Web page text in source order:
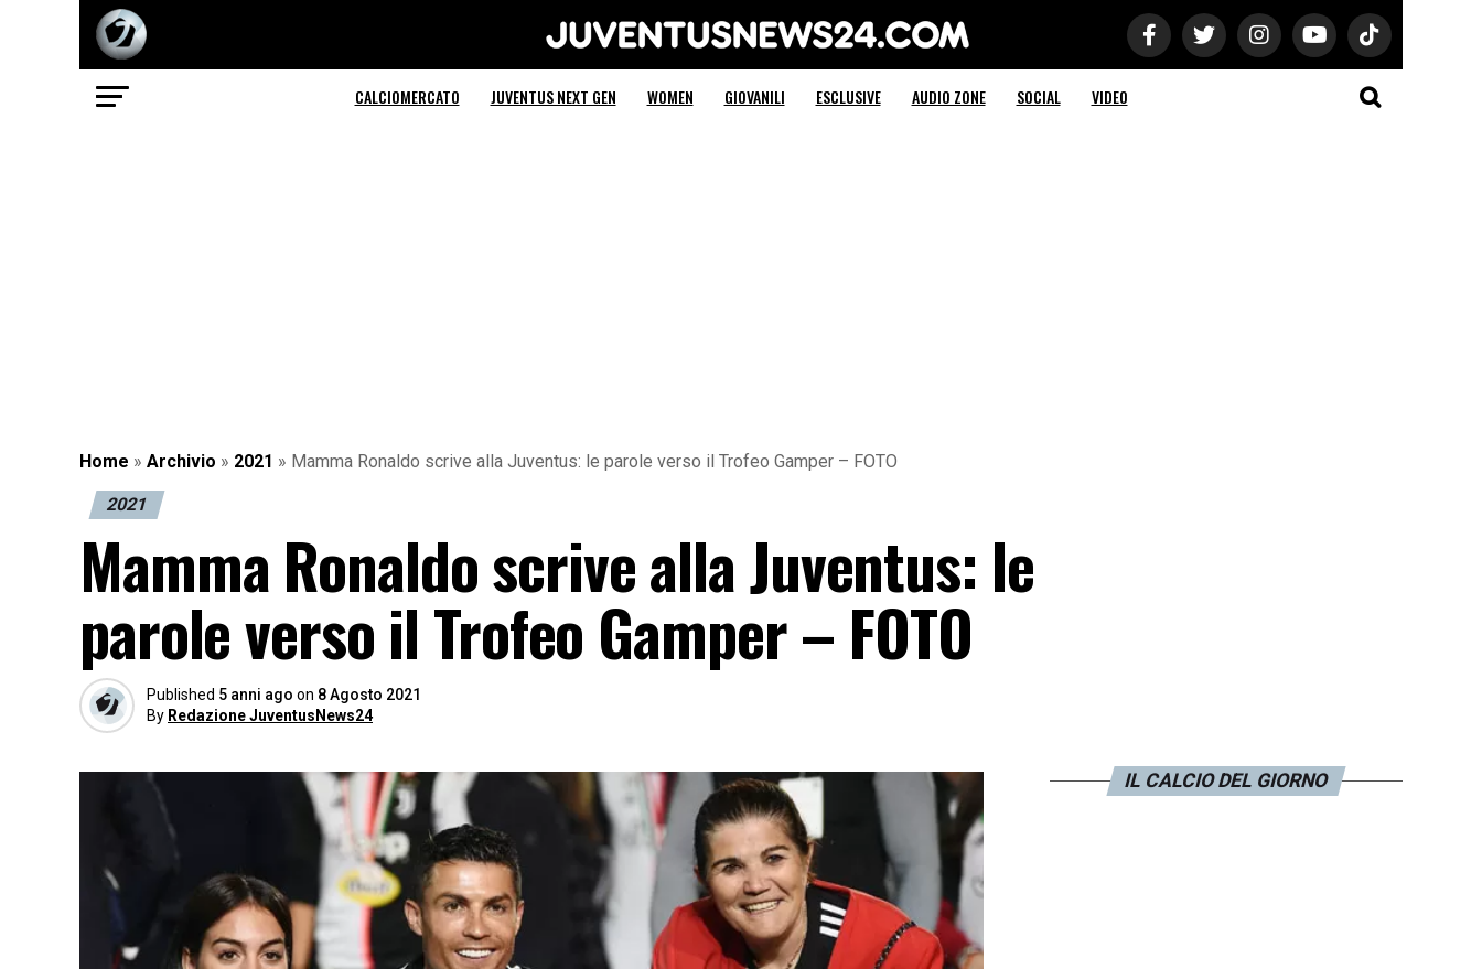
Juventus News 24
CALCIOMERCATO JUVENTUS NEXT GEN WOMEN GIOVANILI ESCLUSIVE AUDIO ZONE SOCIAL VIDEO
Home » Archivio » 2021 » Mamma Ronaldo scrive alla Juventus: le parole verso il Trofeo Gamper – FOTO
2021
Mamma Ronaldo scrive alla Juventus: le
parole verso il Trofeo Gamper – FOTO
Published 5 anni ago on 8 Agosto 2021
By Redazione JuventusNews24
IL CALCIO DEL GIORNO